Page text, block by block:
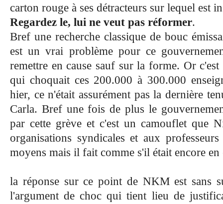
carton rouge à ses détracteurs sur lequel est
Regardez le, lui ne veut pas réformer.
Bref une recherche classique de bouc
est un vrai problème pour ce
remettre en cause sauf sur la forme. Or
qui choquait ces 200.000 à 300.000
hier, ce n'était assurément pas la dernière
Carla. Bref une fois de plus le
par cette grève et c'est un camouflet que
organisations syndicales et aux
moyens mais il fait comme s'il était encore en
la réponse sur ce point de NKM est sans
l'argument de choc qui tient lieu de